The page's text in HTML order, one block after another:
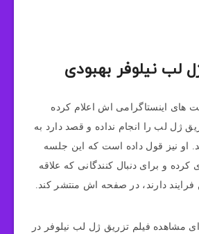
لب نیلوفر بهبودی
های اینستاگرامی‌ اش اعلام کرده
ژل لب را انجام نداده و قصد دارد به
او نیز قول داده است که این جلسه
کرده و برای دنبال‌ کنندگانی که علاقه
دارند، در صفحه‌ اش منتشر کند.
مشاهده فیلم تزریق ژل لب نیلوفر در